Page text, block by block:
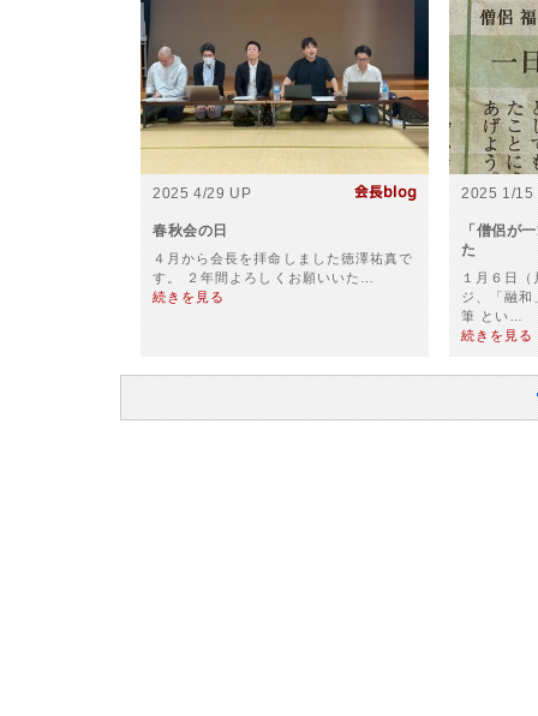
2025 4/29 UP
春秋会の日
４月から会長を拝命しました徳澤祐真で
す。 ２年間よろしくお願いいた…
続きを見る
2025 1/15
「僧侶が
た
１月６日（
ジ、「融和
筆 とい…
続きを見る